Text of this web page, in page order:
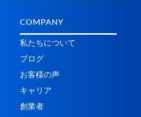
COMPANY
私たちについて
ブログ
お客様の声
キャリア
創業者